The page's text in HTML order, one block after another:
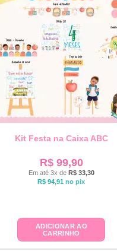
Kit Festa na Caixa ABC
R$99,90
Em até 3x de R$33,30
R$ 94,91 no pix
ADICIONAR AO
CARRINHO